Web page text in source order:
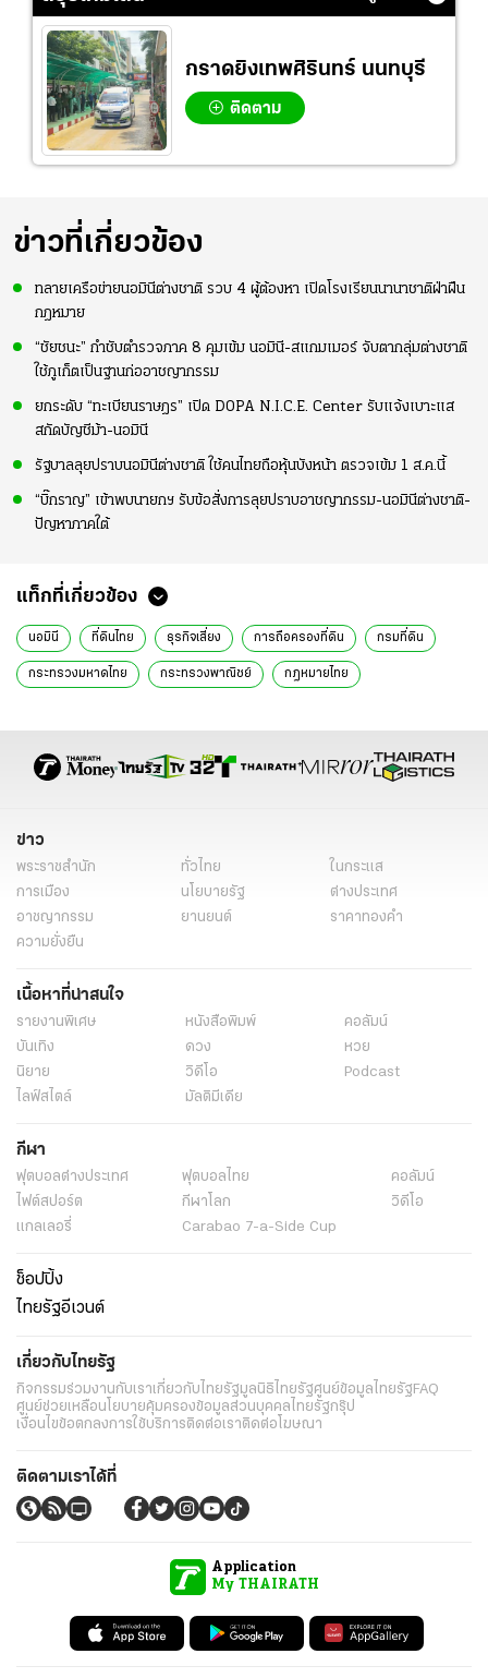
ทีมชาติไทย
กราดยิงเทพศิรินทร์ นนทบุรี
ติดตาม
ข่าวที่เกี่ยวข้อง
ทลายเครือข่ายนอมินีต่างชาติ รวบ 4 ผู้ต้องหา เปิดโรงเรียนนานาชาติฝ่าฝืน
กฎหมาย
“ชัยชนะ” กำชับตำรวจภาค 8 คุมเข้ม นอมินี-สแกมเมอร์ จับตากลุ่มต่างชาติ
ใช้ภูเก็ตเป็นฐานก่ออาชญากรรม
ยกระดับ “ทะเบียนราษฎร” เปิด DOPA N.I.C.E. Center รับแจ้งเบาะแส
สกัดบัญชีม้า-นอมินี
รัฐบาลลุยปราบนอมินีต่างชาติ ใช้คนไทยถือหุ้นบังหน้า ตรวจเข้ม 1 ส.ค.นี้
“บิ๊กราญ” เข้าพบนายกฯ รับข้อสั่งการลุยปราบอาชญากรรม-นอมินีต่างชาติ-
ปัญหาภาคใต้
แท็กที่เกี่ยวข้อง
นอมินี ที่ดินไทย ธุรกิจเสี่ยง การถือครองที่ดิน กรมที่ดิน
กระทรวงมหาดไทย กระทรวงพาณิชย์ กฎหมายไทย
การแก้ไขปัญหาธุรกิจนอมินี
ข่าว
พระราชสำนัก ทั่วไทย
ในกระแส
การเมือง
นโยบายรัฐ
ต่างประเทศ
อาชญากรรม
ยานยนต์
ราคาทองคำ
ความยั่งยืน
เนื้อหาที่น่าสนใจ
รายงานพิเศษ หนังสือพิมพ์
คอลัมน์
บันเทิง
ดวง
หวย
นิยาย
วิดีโอ
Podcast
ไลฟ์สไตล์
มัลติมีเดีย
กีฬา
ฟุตบอลต่่างประเทศ ฟุตบอลไทย
คอลัมน์
ไฟต์สปอร์ต
กีฬาโลก
วิดีโอ
แกลเลอรี่
Carabao 7-a-Side Cup
ช็อปปิ้ง
ไทยรัฐอีเวนต์
เกี่ยวกับไทยรัฐ
กิจกรรมร่วมงานกับเราเกี่ยวกับไทยรัฐมูลนิธิไทยรัฐศูนย์ข้อมูลไทยรัฐFAQ
ศูนย์ช่วยเหลือนโยบายคุ้มครองข้อมูลส่วนบุคคลไทยรัฐกรุ๊ป
เงื่อนไขข้อตกลงการใช้บริการติดต่อเราติดต่อโฆษณา
ติดตามเราได้ที่
Application
My THAIRATH